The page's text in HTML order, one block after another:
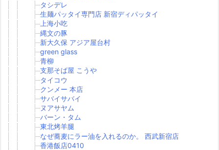
タシデレ
生麺パッタイ専門店 新宿ディパッタイ
上海小吃
縄文の豚
新大久保 アジア屋台村
green glass
青柳
支那そば屋 こうや
タイコウ
クンメー 本店
サバイサバイ
ヌアサヤム
バーン・タム
東北烤羊腿
なぜ蕎麦にラー油を入れるのか。 西武新宿店
香港飯店0410